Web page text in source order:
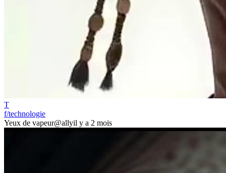
T
f/technologie
Yeux de vapeur@allyil y a 2 mois